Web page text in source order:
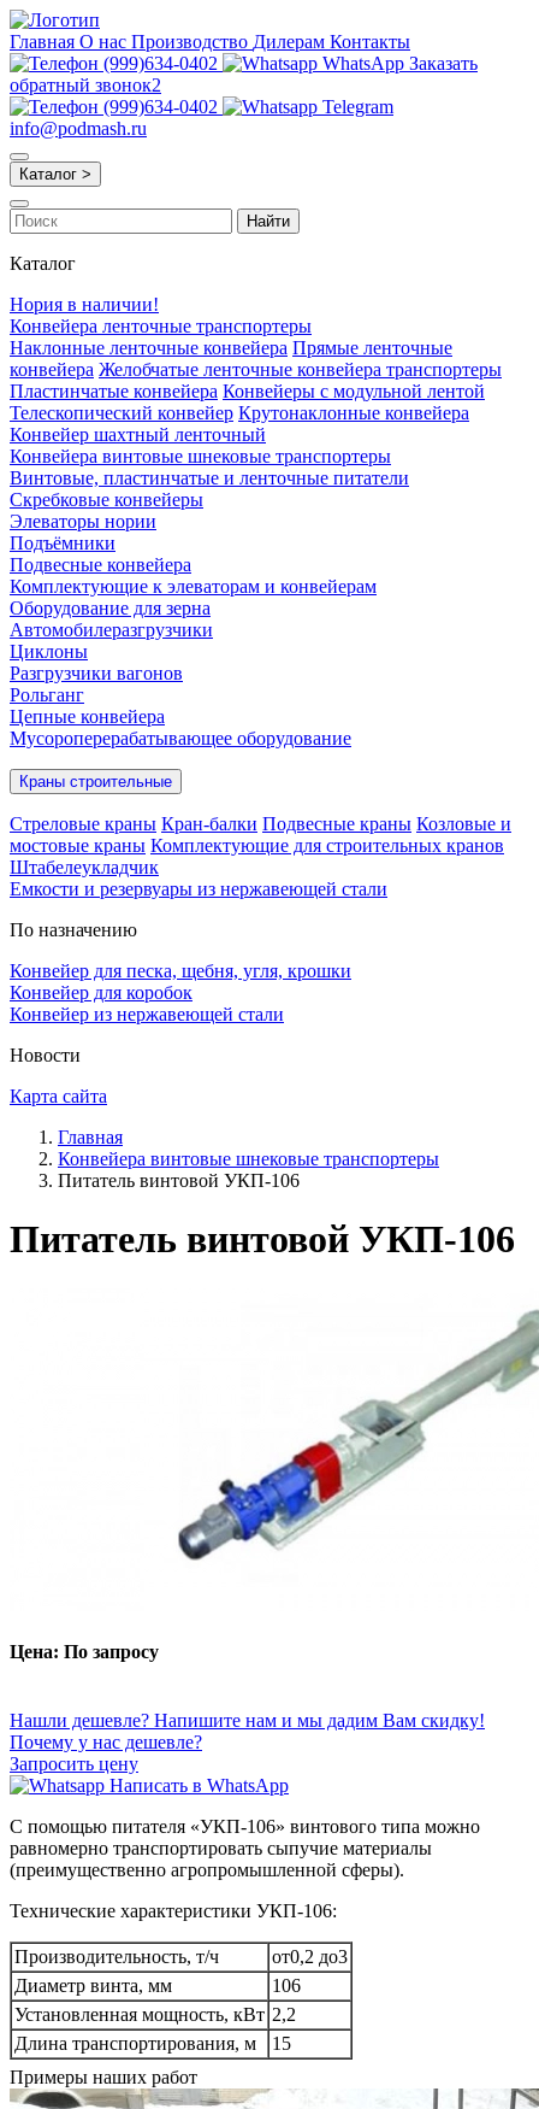
Главная О нас Производство Дилерам Контакты
(999)634-0402
WhatsApp Заказать
обратный звонок2
(999)634-0402
Telegram
info@podmash.ru
Каталог >
Найти
Каталог
Нория в наличии!
Конвейера ленточные транспортеры
Наклонные ленточные конвейера Прямые ленточные
конвейера Желобчатые ленточные конвейера транспортеры
Пластинчатые конвейера Конвейеры с модульной лентой
Телескопический конвейер Крутонаклонные конвейера
Конвейер шахтный ленточный
Конвейера винтовые шнековые транспортеры
Винтовые, пластинчатые и ленточные питатели
Скребковые конвейеры
Элеваторы нории
Подъёмники
Подвесные конвейера
Комплектующие к элеваторам и конвейерам
Оборудование для зерна
Автомобилеразгрузчики
Циклоны
Разгрузчики вагонов
Рольганг
Цепные конвейера
Мусороперерабатывающее оборудование
Краны строительные
Стреловые краны Кран-балки Подвесные краны Козловые и
мостовые краны Комплектующие для строительных кранов
Штабелеукладчик
Емкости и резервуары из нержавеющей стали
По назначению
Конвейер для песка, щебня, угля, крошки
Конвейер для коробок
Конвейер из нержавеющей стали
Новости
Карта сайта
Главная
Конвейера винтовые шнековые транспортеры
Питатель винтовой УКП-106
Питатель винтовой УКП-106
Цена: По запросу
Нашли дешевле? Напишите нам и мы дадим Вам скидку!
Почему у нас дешевле?
Запросить цену
Написать в WhatsApp
С помощью питателя «УКП-106» винтового типа можно
равномерно транспортировать сыпучие материалы
(преимущественно агропромышленной сферы).
Технические характеристики УКП-106:
Производительность, т/ч
от0,2 до3
Диаметр винта, мм
106
Установленная мощность, кВт 2,2
Длина транспортирования, м
15
Примеры наших работ